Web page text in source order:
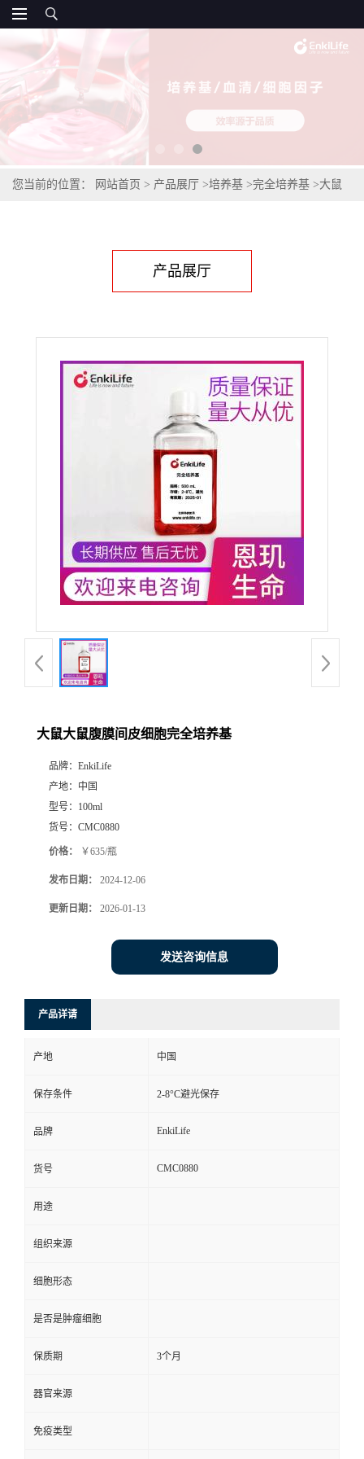
您当前的位置： 网站首页 > 产品展厅 >培养基 >完全培养基 >大鼠
产品展厅
大鼠大鼠腹膜间皮细胞完全培养基
品牌： EnkiLife
产地： 中国
型号： 100ml
货号： CMC0880
价格： ￥635/瓶
发布日期： 2024-12-06
更新日期： 2026-01-13
发送咨询信息
产品详请
产地 中国
保存条件 2-8°C避光保存
品牌 EnkiLife
货号 CMC0880
用途
组织来源
细胞形态
是否是肿瘤细胞
保质期 3个月
器官来源
免疫类型